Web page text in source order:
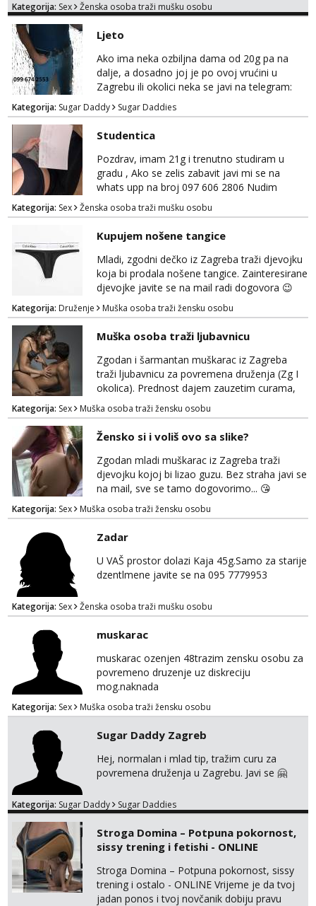
druženja u diskreciji, vjerovatno ćemo si
također, nisam zainteresirana za one and
done susrete. Ako se nalaziš u ovome, javi
mi se na WhatsApp sa nečime o sebi i tome
što voliš seksualno za daljnji d...
Kategorija: Sex Ženska osoba traži mušku osobu
Ljeto
Ako ima neka ozbiljna dama od 20g pa na
dalje, a dosadno joj je po ovoj vrućini u
Zagrebu ili okolici neka se javi na telegram:
Bozt_8 ili na viber 099 674 2553.
Kategorija: Sugar Daddy Sugar Daddies
Studentica
Pozdrav, imam 21g i trenutno studiram u
gradu , Ako se zelis zabavit javi mi se na
whats upp na broj 097 606 2806 Nudim
razme vrste zabave uzivo i online
Kategorija: Sex Ženska osoba traži mušku osobu
Kupujem nošene tangice
Mladi, zgodni dečko iz Zagreba traži djevojku
koja bi prodala nošene tangice. Zainteresirane
djevojke javite se na mail radi dogovora 😉
Kategorija: Druženje Muška osoba traži žensku osobu
Muška osoba traži ljubavnicu
Zgodan i šarmantan muškarac iz Zagreba
traži ljubavnicu za povremena druženja (Zg I
okolica). Prednost dajem zauzetim curama,
jer vjerujem da im je diskrecija jako bitna kao
i meni. Javite se na mail gdje možemo
započeti razgovor... 💋
Kategorija: Sex Muška osoba traži žensku osobu
Žensko si i voliš ovo sa slike?
Zgodan mladi muškarac iz Zagreba traži
djevojku kojoj bi lizao guzu. Bez straha javi se
na mail, sve se tamo dogovorimo... 😘
Kategorija: Sex Muška osoba traži žensku osobu
Zadar
U VAŠ prostor dolazi Kaja 45g.Samo za starije
dzentlmene javite se na 095 7779953
Kategorija: Sex Ženska osoba traži mušku osobu
muskarac
muskarac ozenjen 48trazim zensku osobu za
povremeno druzenje uz diskreciju
mog.naknada
Kategorija: Sex Muška osoba traži žensku osobu
Sugar Daddy Zagreb
Hej, normalan i mlad tip, tražim curu za
povremena druženja u Zagrebu. Javi se 🤗
Kategorija: Sugar Daddy Sugar Daddies
Stroga Domina – Potpuna pokornost,
sissy trening i fetishi - ONLINE
Stroga Domina – Potpuna pokornost, sissy
trening i ostalo - ONLINE Vrijeme je da tvoj
jadan ponos i tvoj novčanik dobiju pravu